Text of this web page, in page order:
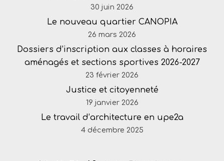
30 juin 2026
Le nouveau quartier CANOPIA
26 mars 2026
Dossiers d’inscription aux classes à horaires
aménagés et sections sportives 2026-2027
23 février 2026
Justice et citoyenneté
19 janvier 2026
Le travail d’architecture en upe2a
4 décembre 2025